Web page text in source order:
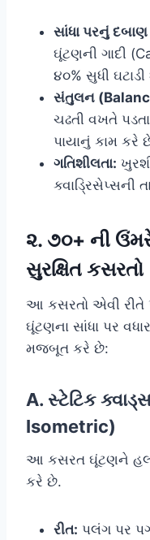
સાંધા પરનું દબાણ
ઘૂંટણની ગાદી
૪૦% સુધી
સંતુલન
ચઢતી વખતે
પાયાનું કામ કરે
ગતિશીલતા:
ક્વાડ્રિસેપ્સની
૨. ૭૦+ ની
સુરક્ષિત કસરતો
આ કસરતો એવી
ઘૂંટણના સાંધા પર
મજબૂત કરે છે:
A. સ્ટેટિક
Isometric)
આ કસરત ઘૂંટણને
કરે છે.
રીત: પલંગ પર